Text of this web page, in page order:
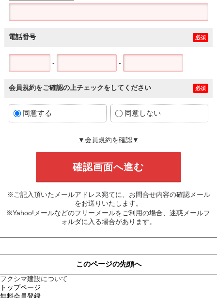
電話番号 必須
- -
会員規約をご確認の上チェックをしてください 必須
同意する 同意しない
▼会員規約を確認▼
※ご記入頂いたメールアドレス宛てに、お問合せ内容の確認メール
をお送りいたします。
※Yahoo!メールなどのフリーメールをご利用の場合、迷惑メールフ
ォルダに入る場合があります。
このページの先頭へ
フクシマ建設について
トップページ
無料会員登録